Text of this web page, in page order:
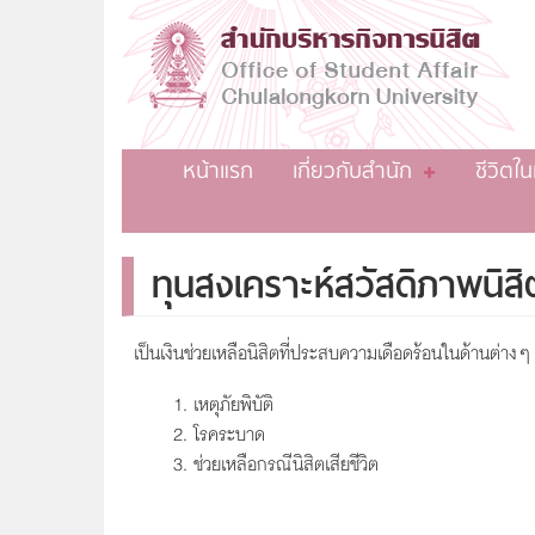
หน้าแรก เกี่ยวกับสำนัก ชีวิตใ
ทุนสงเคราะห์สวัสดิภาพนิ
เป็นเงินช่วยเหลือนิสิตที่ประสบความเดือดร้อนในด้านต่าง
เหตุภัยพิบัติ
โรคระบาด
ช่วยเหลือกรณีนิสิตเสียชีวิต